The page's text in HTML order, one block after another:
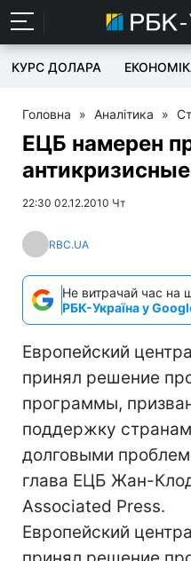
КУРС ДОЛАРА
Головна » Аналітика »
ЕЦБ намерен
22:30 02.12.2010 Чт
RBC.UA
Не витрачай час на
РБК-Україна у
Европейский
принял решение
программы,
поддержку
долговыми
глава ЕЦБ Жан-
Associated Press.
Европейский